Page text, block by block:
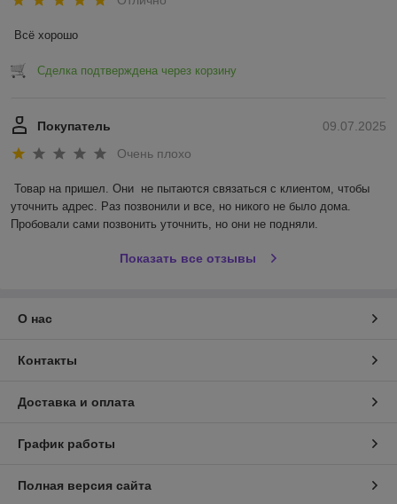
Всё хорошо
Сделка подтверждена через корзину
09.07.2025
Покупатель
Очень плохо
Товар на пришел. Они  не пытаются связаться с клиентом, чтобы
уточнить адрес. Раз позвонили и все, но никого не было дома.
Пробовали сами позвонить уточнить, но они не подняли.
Показать все отзывы
О нас
Контакты
Доставка и оплата
График работы
Полная версия сайта